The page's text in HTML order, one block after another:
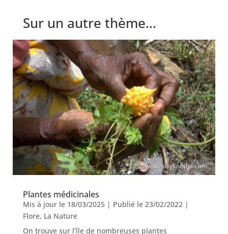
Sur un autre thème…
Plantes médicinales
Mis à jour le 18/03/2025 | Publié le 23/02/2022|
Flore, La Nature
On trouve sur l’île de nombreuses plantes